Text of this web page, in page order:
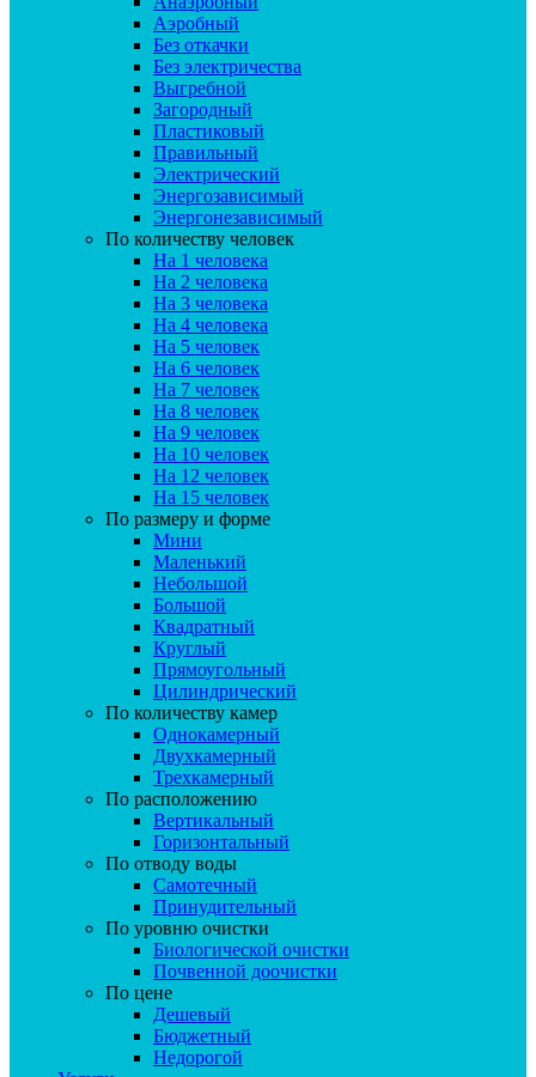
Аэробный
Без откачки
Без электричества
Выгребной
Загородный
Пластиковый
Правильный
Электрический
Энергозависимый
Энергонезависимый
По количеству человек
На 1 человека
На 2 человека
На 3 человека
На 4 человека
На 5 человек
На 6 человек
На 7 человек
На 8 человек
На 9 человек
На 10 человек
На 12 человек
На 15 человек
По размеру и форме
Мини
Маленький
Небольшой
Большой
Квадратный
Круглый
Прямоугольный
Цилиндрический
По количеству камер
Однокамерный
Двухкамерный
Трехкамерный
По расположению
Вертикальный
Горизонтальный
По отводу воды
Самотечный
Принудительный
По уровню очистки
Биологической очистки
Почвенной доочистки
По цене
Дешевый
Бюджетный
Недорогой